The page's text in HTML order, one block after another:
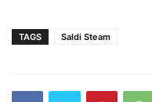
TAGS Saldi Steam